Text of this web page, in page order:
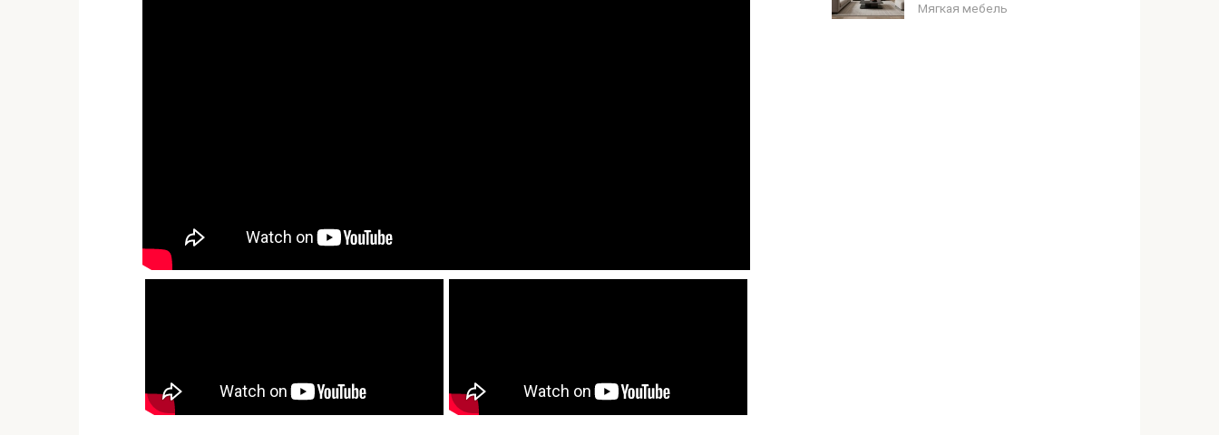
Мягкая мебель